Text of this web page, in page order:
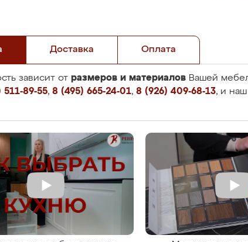
Доставка Оплата
зависит от размеров и материалов Вашей
89-55, 8 (495) 665-24-01, 8 (926) 409-68-13, и